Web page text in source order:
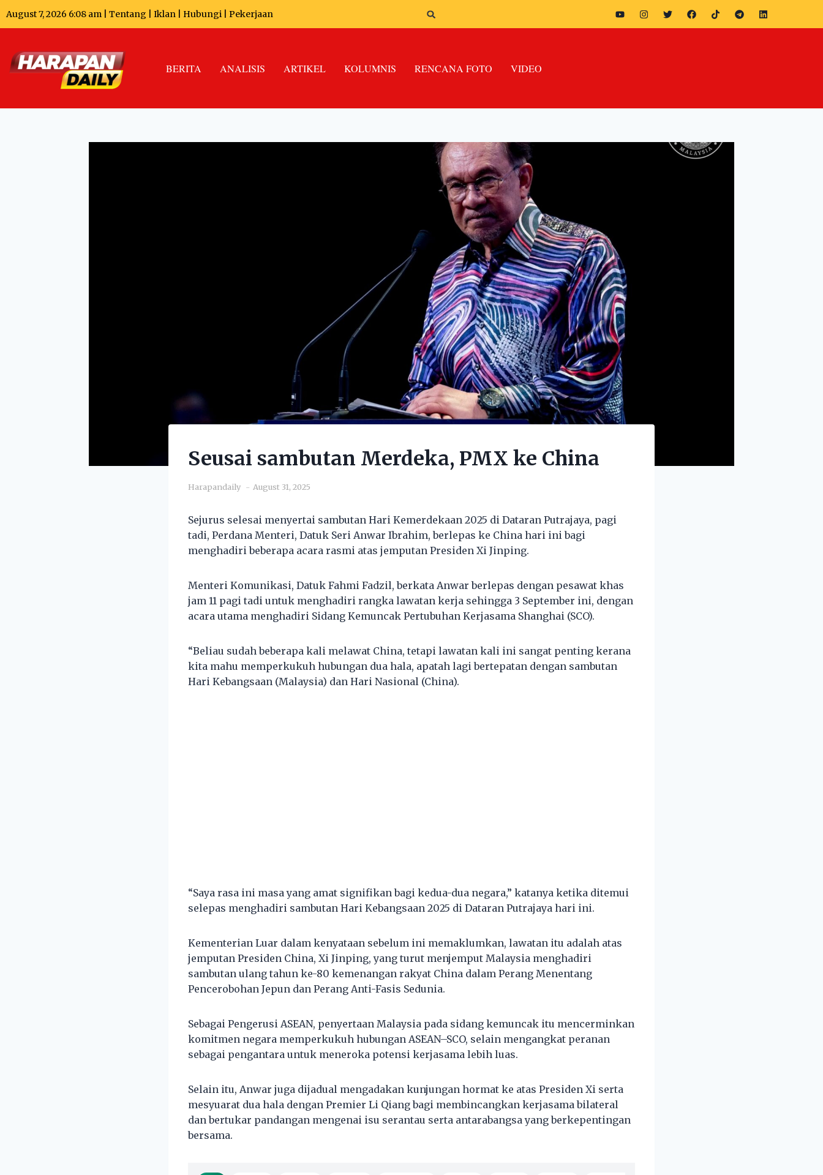
August 7, 2026 6:08 am | Tentang Iklan Hubungi Pekerjaan
BERITA ANALISIS ARTIKEL KOLUMNIS RENCANA FOTO VIDEO
Seusai sambutan Merdeka, PMX ke China
Harapandaily August 31, 2025
Sejurus selesai menyertai sambutan Hari Kemerdekaan 2025 di Dataran Putrajaya, pagi
tadi, Perdana Menteri, Datuk Seri Anwar Ibrahim, berlepas ke China hari ini bagi
menghadiri beberapa acara rasmi atas jemputan Presiden Xi Jinping.
Menteri Komunikasi, Datuk Fahmi Fadzil, berkata Anwar berlepas dengan pesawat khas
jam 11 pagi tadi untuk menghadiri rangka lawatan kerja sehingga 3 September ini, dengan
acara utama menghadiri Sidang Kemuncak Pertubuhan Kerjasama Shanghai (SCO).
“Beliau sudah beberapa kali melawat China, tetapi lawatan kali ini sangat penting kerana
kita mahu memperkukuh hubungan dua hala, apatah lagi bertepatan dengan sambutan
Hari Kebangsaan (Malaysia) dan Hari Nasional (China).
“Saya rasa ini masa yang amat signifikan bagi kedua-dua negara,” katanya ketika ditemui
selepas menghadiri sambutan Hari Kebangsaan 2025 di Dataran Putrajaya hari ini.
Kementerian Luar dalam kenyataan sebelum ini memaklumkan, lawatan itu adalah atas
jemputan Presiden China, Xi Jinping, yang turut menjemput Malaysia menghadiri
sambutan ulang tahun ke-80 kemenangan rakyat China dalam Perang Menentang
Pencerobohan Jepun dan Perang Anti-Fasis Sedunia.
Sebagai Pengerusi ASEAN, penyertaan Malaysia pada sidang kemuncak itu mencerminkan
komitmen negara memperkukuh hubungan ASEAN–SCO, selain mengangkat peranan
sebagai pengantara untuk meneroka potensi kerjasama lebih luas.
Selain itu, Anwar juga dijadual mengadakan kunjungan hormat ke atas Presiden Xi serta
mesyuarat dua hala dengan Premier Li Qiang bagi membincangkan kerjasama bilateral
dan bertukar pandangan mengenai isu serantau serta antarabangsa yang berkepentingan
bersama.